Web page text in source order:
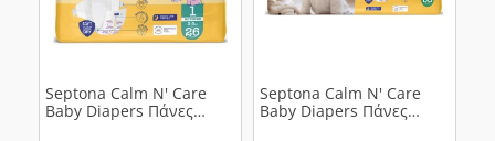
Septona Calm N' Care
Baby Diapers Πάνες
Septona Calm N' Care
Baby Diapers Πάνες